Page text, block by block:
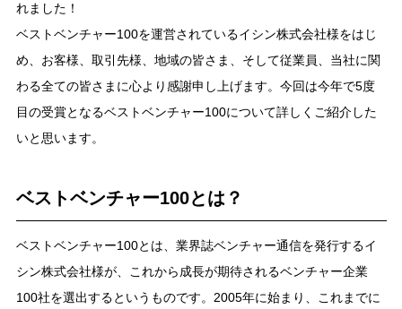
れました！
ベストベンチャー100を運営されているイシン株式会社様をはじ
め、お客様、取引先様、地域の皆さま、そして従業員、当社に関
わる全ての皆さまに心より感謝申し上げます。今回は今年で5度
目の受賞となるベストベンチャー100について詳しくご紹介した
いと思います。
ベストベンチャー100とは？
ベストベンチャー100とは、業界誌ベンチャー通信を発行するイ
シン株式会社様が、これから成長が期待されるベンチャー企業
100社を選出するというものです。2005年に始まり、これまでに